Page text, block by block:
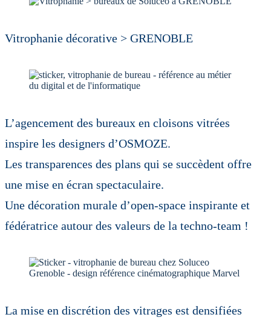
Vitrophanie décorative > GRENOBLE
L’agencement des bureaux en cloisons vitrées
inspire les designers d’OSMOZE.
Les transparences des plans qui se succèdent offre
une mise en écran spectaculaire.
Une décoration murale d’open-space inspirante et
fédératrice autour des valeurs de la techno-team !
La mise en discrétion des vitrages est densifiées